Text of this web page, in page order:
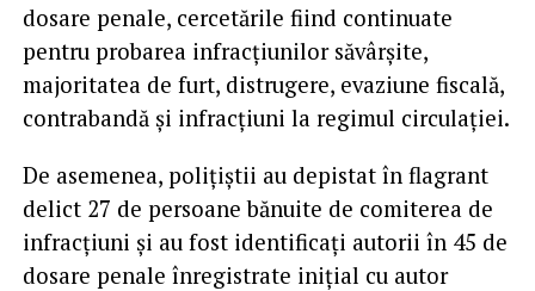
dosare penale, cercetările fiind continuate
pentru probarea infracțiunilor săvârșite,
majoritatea de furt, distrugere, evaziune fiscală,
contrabandă și infracțiuni la regimul circulației.
De asemenea, polițiștii au depistat în flagrant
delict 27 de persoane bănuite de comiterea de
infracțiuni și au fost identificați autorii în 45 de
dosare penale înregistrate inițial cu autor